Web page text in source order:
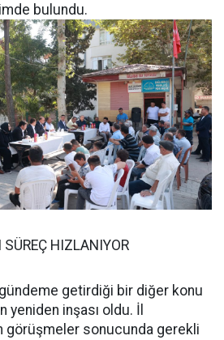
bulundu.
SÜREÇ HIZLANIYOR
getirdiği bir diğer konu
yeniden inşası oldu. İl
görüşmeler sonucunda gerekli